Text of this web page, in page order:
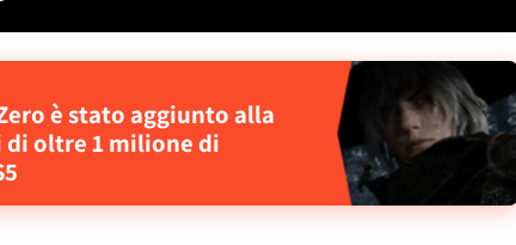
è stato aggiunto alla
oltre 1 milione di